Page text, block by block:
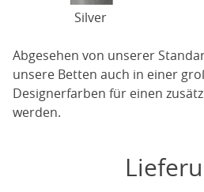
Silver
Abgesehen von unserer
unsere Betten auch in einer
Designerfarben für einen
werden.